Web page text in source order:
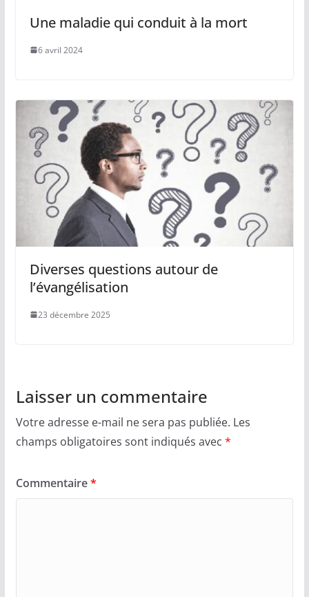
Une maladie qui conduit à la mort
6 avril 2024
Diverses questions autour de
l’évangélisation
23 décembre 2025
Laisser un commentaire
Votre adresse e-mail ne sera pas publiée. Les
champs obligatoires sont indiqués avec *
Commentaire*